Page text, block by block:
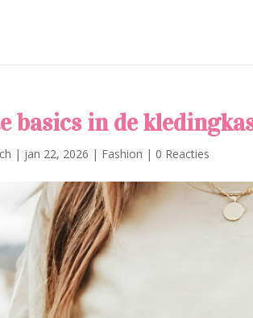
basics in de
| jan 22, 2026 | Fashion | 0 Reacties